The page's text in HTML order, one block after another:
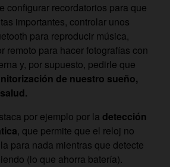
configurar recordatorios para que
importantes, controlar unos
para reproducir música,
remoto para hacer fotografías con
y, por supuesto, pedirle que
de nuestro sueño,
por ejemplo por la detección
, que permite que el reloj no
para nada mientras que detecte
(lo que ahorra batería).